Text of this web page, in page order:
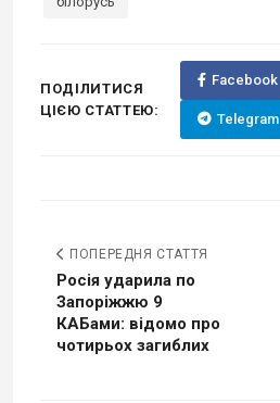
ПОДІЛИТИСЯ
ЦІЄЮ СТАТТЕЮ:
Facebook
Telegram
ПОПЕРЕДНЯ СТАТТЯ
Росія ударила по
Запоріжжю 9
КАБами: відомо про
чотирьох загиблих